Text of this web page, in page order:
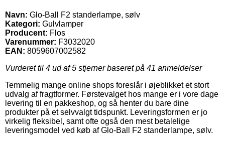
Navn: Glo-Ball F2 standerlampe, sølv
Kategori: Gulvlamper
Producent: Flos
Varenummer: F3032020
EAN: 8059607002582
Vurderet til 4 ud af 5 stjerner baseret på 41 anmeldelser
Temmelig mange online shops foreslår i øjeblikket et stort
udvalg af fragtformer. Førstevalget hos mange er i vore dage
levering til en pakkeshop, og så henter du bare dine
produkter på et selvvalgt tidspunkt. Leveringsformen er jo
virkelig fleksibel, samt ofte også den mest betalelige
leveringsmodel ved køb af Glo-Ball F2 standerlampe, sølv.